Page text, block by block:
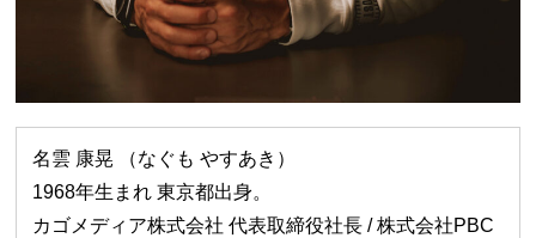
名雲 康晃 （なぐも やすあき）
1968年⽣まれ 東京都出⾝。
カゴメディア株式会社 代表取締役社⻑ / 株式会社PBC